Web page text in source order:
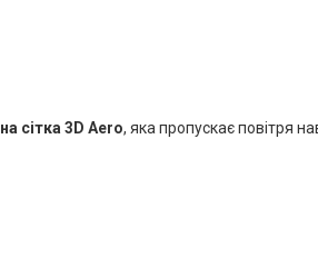
сітка 3D Aero, яка пропускає повітря